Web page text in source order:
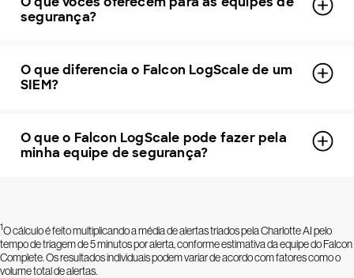
segurança?
O que diferencia o Falcon LogScale de um
SIEM?
O que o Falcon LogScale pode fazer pela
minha equipe de segurança?
1O cálculo é feito multiplicando a média de alertas triados pela Charlotte AI pelo
tempo de triagem de 5 minutos por alerta, conforme estimativa da equipe do Falcon
Complete. Os resultados individuais podem variar de acordo com fatores como o
volume total de alertas.